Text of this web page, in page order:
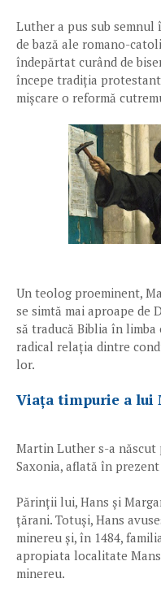
Luther a pus sub
de bază ale romano-
îndepărtat curând de
începe tradiția
mișcare o reformă
Un teolog proeminent,
se simtă mai aproape de
să traducă Biblia în
radical relația dintre
lor.
Viața timpurie a lui
Martin Luther s-a născut
Saxonia, aflată în
Părinții lui, Hans și
țărani. Totuși, Hans
minereu și, în 1484,
apropiata localitate
minereu.